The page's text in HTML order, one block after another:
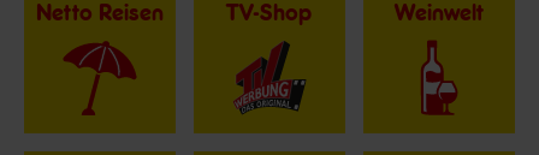
Netto Reisen TV-Shop Weinwelt